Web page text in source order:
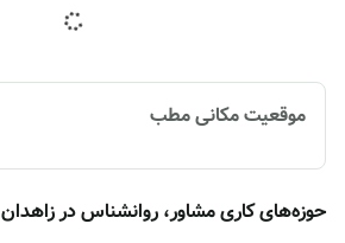
موقعیت مکانی مطب
حوزه‌های کاری مشاور، روانشناس در زاهدان